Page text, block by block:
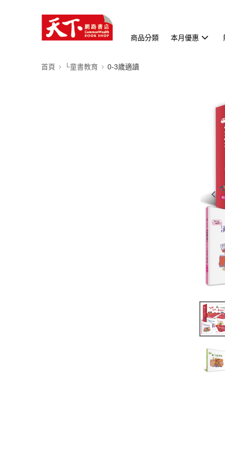
商品分類 本月優惠
首頁 └童書教育 0-3歲適讀